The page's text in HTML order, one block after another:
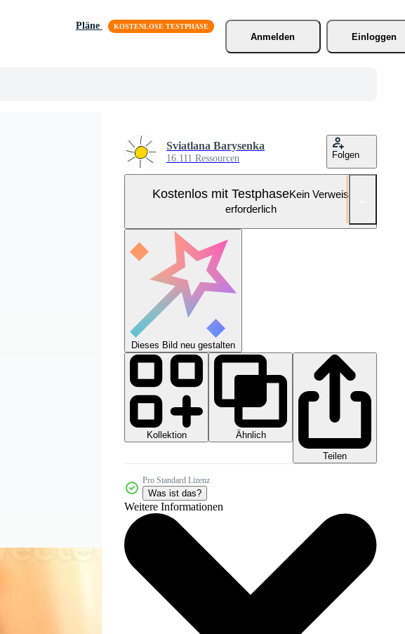
Pläne
Anmelden
Einloggen
Sviatlana Barysenka
16.111 Ressourcen Folgen
Kostenlos mit TestphaseKein Verweis
erforderlich
Dieses Bild neu gestalten
Kollektion
Ähnlich
Teilen
Pro Standard Lizenz
Was ist das?
Weitere Informationen